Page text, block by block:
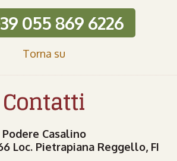
055 869 6226
Torna su
Contatti
Podere Casalino
Loc. Pietrapiana Reggello, FI